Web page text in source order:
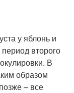
у яблонь и
второго
В
образом
– все